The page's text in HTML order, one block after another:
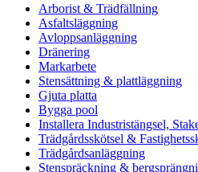
Arborist & Trädfällning
Asfaltsläggning
Avloppsanläggning
Dränering
Markarbete
Stensättning & plattläggning
Gjuta platta
Bygga pool
Installera Industristängsel,
Trädgårdsskötsel &
Trädgårdsanläggning
Stenspräckning &